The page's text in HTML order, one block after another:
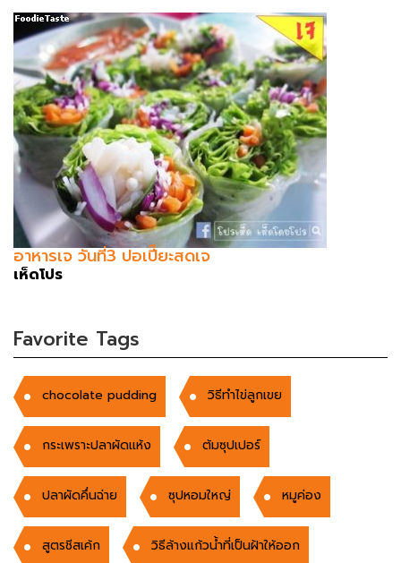
อาหารเจ วันที่3 ปอเปี๊ยะสดเจ
เห็ดโปร
Favorite Tags
chocolate pudding วิธีทำไข่ลูกเขย
กระเพราะปลาผัดแห้ง ต้มซุปเปอร์
ปลาผัดคึ่นฉ่าย ซุปหอมใหญ่ หมูค่อง
สูตรชีสเค้ก วิธีล้างแก้วน้ำที่เป็นฝ้าให้ออก